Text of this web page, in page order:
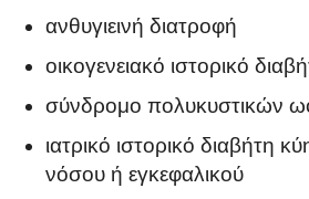
ανθυγιεινή διατροφή
οικογενειακό ιστορικό
σύνδρομο πολυκυστικών
ιατρικό ιστορικό διαβήτη
νόσου ή εγκεφαλικού